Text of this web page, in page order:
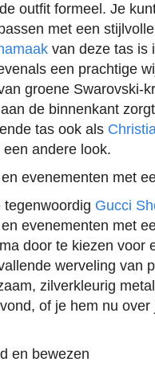
outfit formeel. Je
met een
van deze tas is
een prachtige
groene Swarovski-
de binnenkant
tas ook als
andere look.
evenementen met
Gucci
evenementen met
door te kiezen voor
werveling van
zilverkleurig
of je hem nu
en bewezen